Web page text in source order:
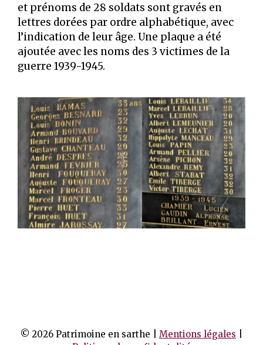
et prénoms de 28 soldats sont gravés en
lettres dorées par ordre alphabétique, avec
l’indication de leur âge. Une plaque a été
ajoutée avec les noms des 3 victimes de la
guerre 1939-1945.
© 2026 Patrimoine en sarthe | Mentions légales